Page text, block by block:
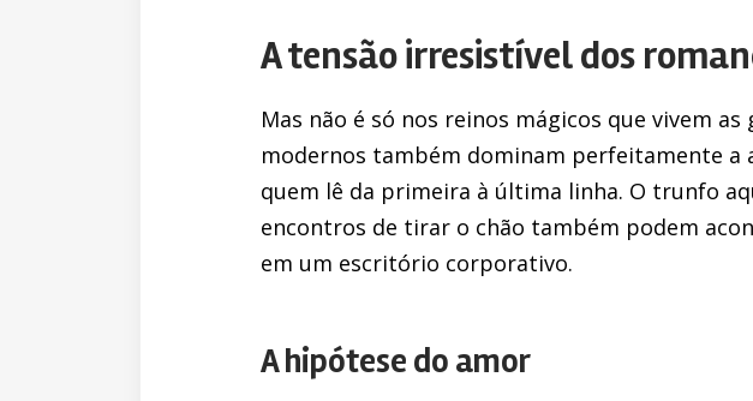
A tensão irresistível dos
Mas não é só nos reinos mágicos que vivem
modernos também dominam perfeitamente a
quem lê da primeira à última linha. O trunfo
encontros de tirar o chão também podem
em um escritório corporativo.
A hipótese do amor